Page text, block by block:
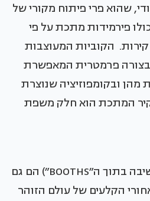
שהוא פרי פיתוח מקורי של
פירמידות מתכת על פי
הקוביות המעוצבות
בצורה פרמטרית המאפשרת
ובקומפוזיציה שנוצרת
קיר המתכת הוא חלק משפת
ה״דיינרים״ (שולחנות הישיבה בתוך ה״BOOTHS״) הם גם
הקלעים של עולם הזוהר